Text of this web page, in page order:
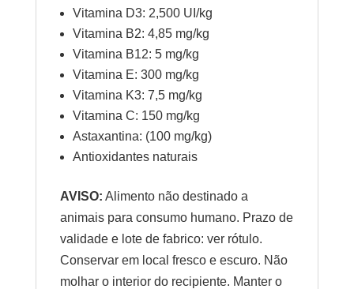
Vitamina D3: 2,500 UI/kg
Vitamina B2: 4,85 mg/kg
Vitamina B12: 5 mg/kg
Vitamina E: 300 mg/kg
Vitamina K3: 7,5 mg/kg
Vitamina C: 150 mg/kg
Astaxantina: (100 mg/kg)
Antioxidantes naturais
AVISO: Alimento não destinado a
animais para consumo humano. Prazo de
validade e lote de fabrico: ver rótulo.
Conservar em local fresco e escuro. Não
molhar o interior do recipiente. Manter o